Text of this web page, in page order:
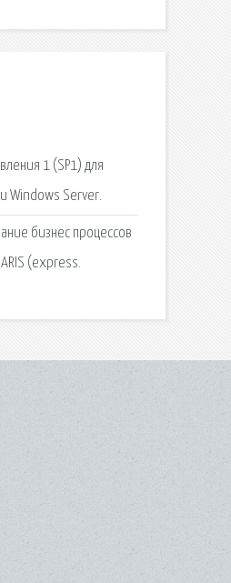
1 (SP1) для
Windows Server.
бизнес процессов
(express.